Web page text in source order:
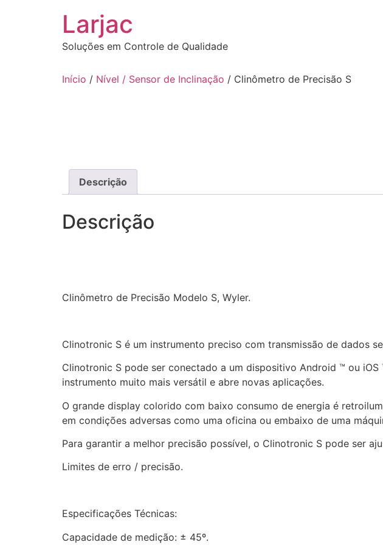
Larjac
Soluções em Controle de Qualidade
Início / Nível / Sensor de Inclinação / Clinômetro de Precisão S
Descrição
Descrição
Clinômetro de Precisão Modelo S, Wyler.
Clinotronic S é um instrumento preciso com transmissão de dados
Clinotronic S pode ser conectado a um dispositivo Android ™ ou
instrumento muito mais versátil e abre novas aplicações.
O grande display colorido com baixo consumo de energia é
em condições adversas como uma oficina ou embaixo de uma
Para garantir a melhor precisão possível, o Clinotronic S pode ser
Limites de erro / precisão.
Especificações Técnicas:
Capacidade de medição: ± 45º.